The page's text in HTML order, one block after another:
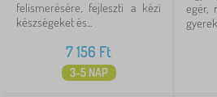
felismerésére, fejleszti a kézi
készségeket és...
7 156 Ft
3-5 NAP
egér,